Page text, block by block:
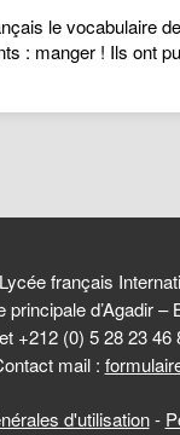
le vocabulaire
: manger ! Ils ont
français
d’Agadir
+212 (0) 5 28 23
mail :
d'utilisation-